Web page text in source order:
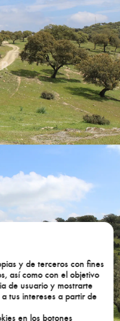
y de terceros con fines
así como con el objetivo
de usuario y mostrarte
tus intereses a partir de
en los botones